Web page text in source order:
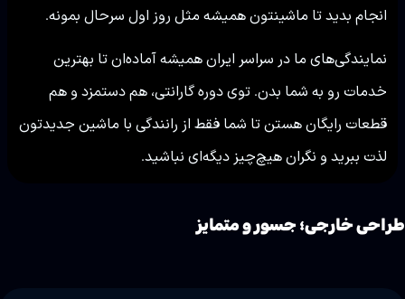
انجام بدید تا ماشینتون همیشه مثل روز اول سرحال بمونه.
نمایندگی‌های ما در سراسر ایران همیشه آماده‌ان تا بهترین
خدمات رو به شما بدن. توی دوره گارانتی، هم دستمزد و هم
قطعات رایگان هستن تا شما فقط از رانندگی با ماشین جدیدتون
لذت ببرید و نگران هیچ‌چیز دیگه‌ای نباشید.
خارجی؛ جسور و متمایز